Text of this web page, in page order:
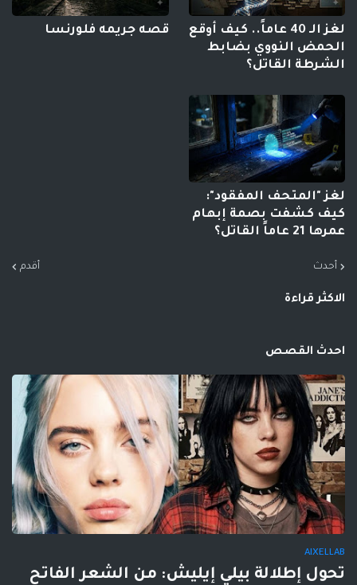
لغز الـ 40 عاماً.. كيف أوقع
الحمض النووي بضابط
الشرطة القاتل؟
قصه جريمه فلورنسا
لغز "المتحف المفقود":
كيف كشفت بصمة إبهام
عمرها 21 عاماً القاتل؟
أحدث أقدم
الاكثر قراءة
احدث القصص
AIXELLAB
تحول إطلالة بيلي إيليش: من الشعر الفاتح